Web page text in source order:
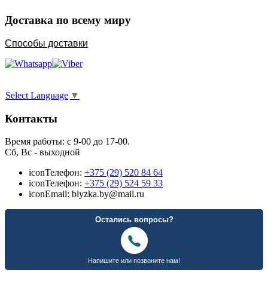
Доставка по всему миру
Способы доставки
Select Language ▼
Контакты
Время работы: с 9-00 до 17-00.
Сб, Вс - выходной
iconТелефон: +375 (29) 520 84 64
iconТелефон: +375 (29) 524 59 33
iconEmail: blyzka.by@mail.ru